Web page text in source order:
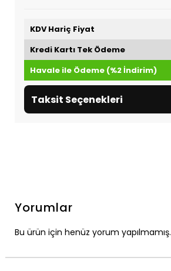
KDV Hariç Fiyat
Kredi Kartı Tek Ödeme
Havale ile Ödeme (%2 İndirim)
Taksit Seçenekleri
Yorumlar
Bu ürün için henüz yorum yapılmamış.